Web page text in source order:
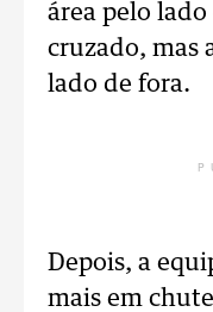
área pelo
cruzado, mas
lado de fora.
Depois, a
mais em